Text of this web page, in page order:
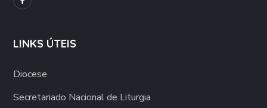
LINKS ÚTEIS
Diocese
Secretariado Nacional de Liturgia